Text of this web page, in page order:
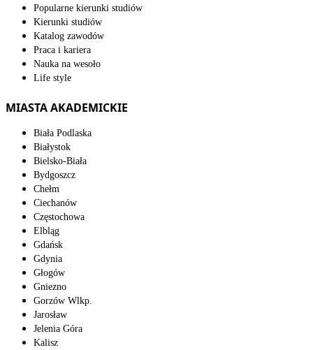
Popularne kierunki studiów
Kierunki studiów
Katalog zawodów
Praca i kariera
Nauka na wesoło
Life style
MIASTA AKADEMICKIE
Biała Podlaska
Białystok
Bielsko-Biała
Bydgoszcz
Chełm
Ciechanów
Częstochowa
Elbląg
Gdańsk
Gdynia
Głogów
Gniezno
Gorzów Wlkp.
Jarosław
Jelenia Góra
Kalisz